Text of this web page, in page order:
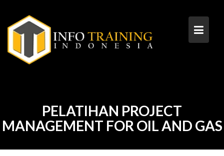
content
PELATIHAN PROJECT
MANAGEMENT FOR OIL AND GAS